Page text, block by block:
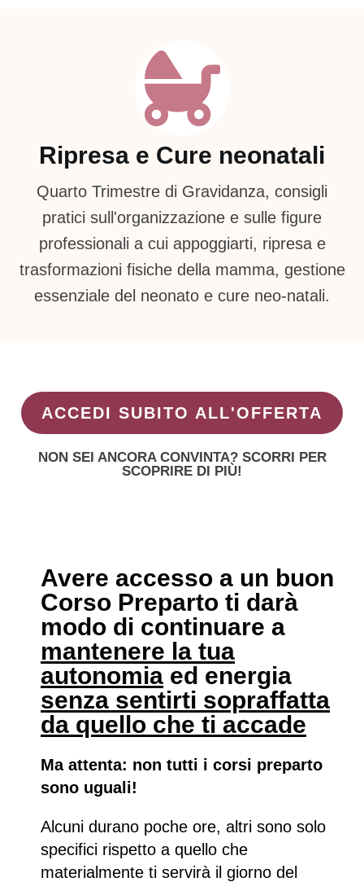
Ripresa e Cure neonatali
Quarto Trimestre di Gravidanza, consigli
pratici sull'organizzazione e sulle figure
professionali a cui appoggiarti, ripresa e
trasformazioni fisiche della mamma, gestione
essenziale del neonato e cure neo-natali.
ACCEDI SUBITO ALL'OFFERTA
NON SEI ANCORA CONVINTA? SCORRI PER
SCOPRIRE DI PIÙ!
Avere accesso a un buon
Corso Preparto ti darà
modo di continuare a
mantenere la tua
autonomia ed energia
senza sentirti sopraffatta
da quello che ti accade
Ma attenta: non tutti i corsi preparto
sono uguali!
Alcuni durano poche ore, altri sono solo
specifici rispetto a quello che
materialmente ti servirà il giorno del